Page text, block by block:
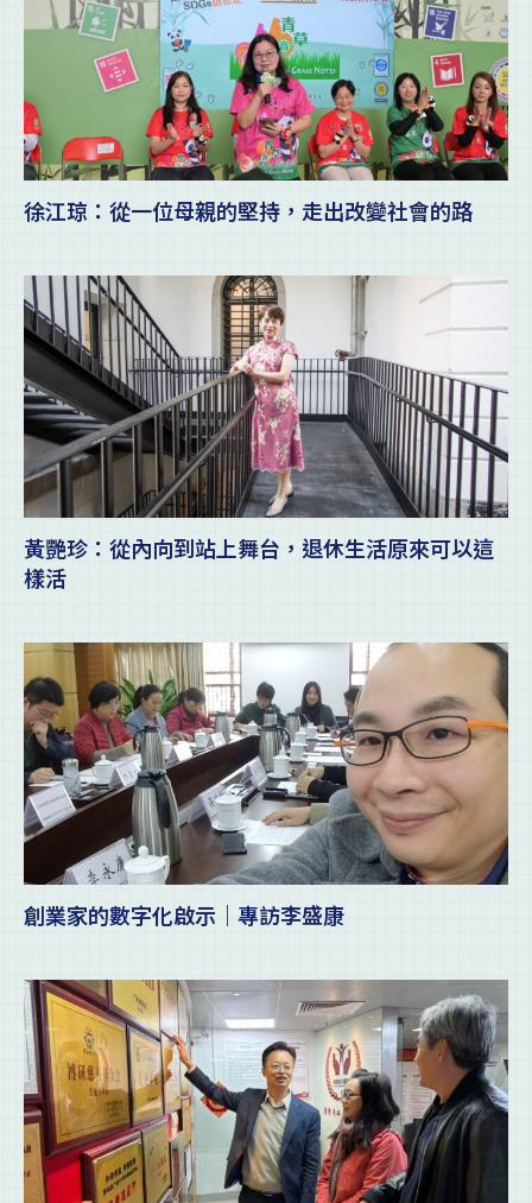
徐江琼：從一位母親的堅持，走出改變社會的路
黃艷珍：從內向到站上舞台，退休生活原來可以這
樣活
創業家的數字化啟示｜專訪李盛康